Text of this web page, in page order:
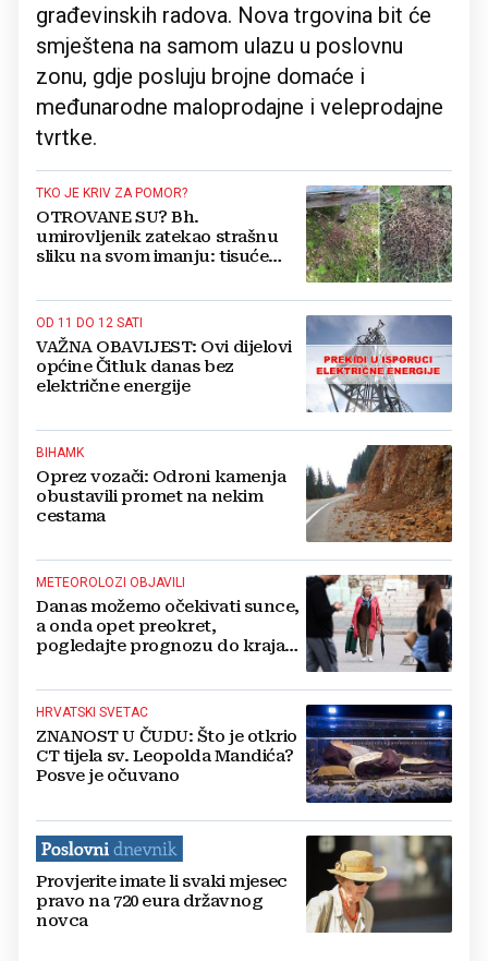
građevinskih radova. Nova trgovina bit će
smještena na samom ulazu u poslovnu
zonu, gdje posluju brojne domaće i
međunarodne maloprodajne i veleprodajne
tvrtke.
TKO JE KRIV ZA POMOR?
OTROVANE SU? Bh.
umirovljenik zatekao strašnu
sliku na svom imanju: tisuće
OD 11 DO 12 SATI
VAŽNA OBAVIJEST: Ovi dijelovi
općine Čitluk danas bez
električne energije
BIHAMK
Oprez vozači: Odroni kamenja
obustavili promet na nekim
cestama
METEOROLOZI OBJAVILI
Danas možemo očekivati sunce,
a onda opet preokret,
pogledajte prognozu do kraja
HRVATSKI SVETAC
ZNANOST U ČUDU: Što je otkrio
CT tijela sv. Leopolda Mandića?
Posve je očuvano
Provjerite imate li svaki mjesec
pravo na 720 eura državnog
novca